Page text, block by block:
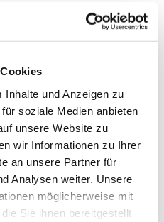
und Anzeigen zu
soziale Medien anbieten
unsere Website zu
wir Informationen zu Ihrer
an unsere Partner für
Analysen weiter. Unsere
möglicherweise mit
Sie ihnen bereitgestellt
machen. Dazu laden wir alle
Zeitraum vom1.9.2016-
an Gott beschäftigen und
Auch Spaß und Spiel
kurz kommen.
mit einem Kennenlerntag am
einem gemeinsamen
. Alle Veranstaltungen finden
171 in 47803 Krefeld statt.
vorwiegenddonnerstags von
Kurs der Kirchenentdecker